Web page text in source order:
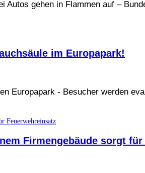
gehen in Flammen auf –
im Europapark!
Europapark - Besucher werden
Firmengebäude sorgt